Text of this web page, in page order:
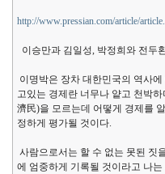
http://www.pressian.com/article/
이승만과 김일성, 박정희와 전두
이명박은 장차 대한민국의 역사
고있는 경제란 너무나 얕고 천박
濟民)을 모르는데 어떻게 경제를
정하게 평가될 것이다.
사람으로서는 할 수 없는 못된 짓
에 엄중하게 기록될 것이라고 나는